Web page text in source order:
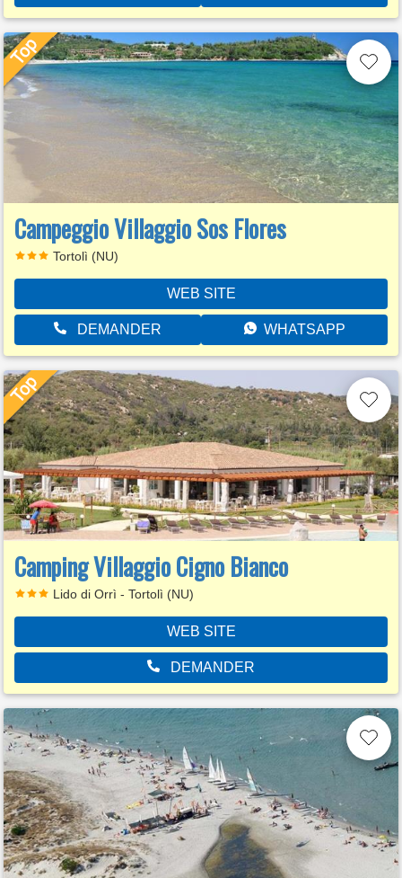
Campeggio Villaggio Sos Flores
Tortolì (NU)
WEB SITE
DEMANDER WHATSAPP
Camping Villaggio Cigno Bianco
Lido di Orrì - Tortolì (NU)
WEB SITE
DEMANDER